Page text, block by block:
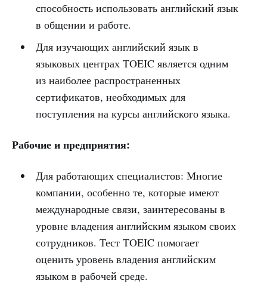
способность использовать английский язык
в общении и работе.
Для изучающих английский язык в
языковых центрах TOEIC является одним
из наиболее распространенных
сертификатов, необходимых для
поступления на курсы английского языка.
Рабочие и предприятия:
Для работающих специалистов: Многие
компании, особенно те, которые имеют
международные связи, заинтересованы в
уровне владения английским языком своих
сотрудников. Тест TOEIC помогает
оценить уровень владения английским
языком в рабочей среде.